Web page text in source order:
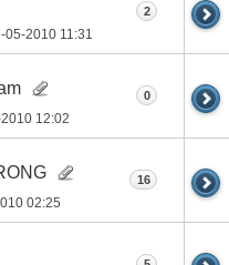
05-2010 11:31
2
12:02
0
02:25
16